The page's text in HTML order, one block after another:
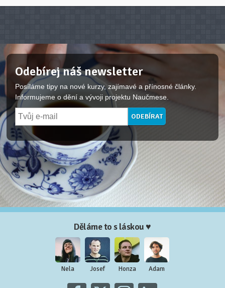
Odebírej náš newsletter
Posíláme tipy na nové kurzy, zajímavé a přínosné články.
Informujeme o dění a vývoji projektu Naučmese.
Děláme to s láskou ♥
Nela Josef Honza Adam